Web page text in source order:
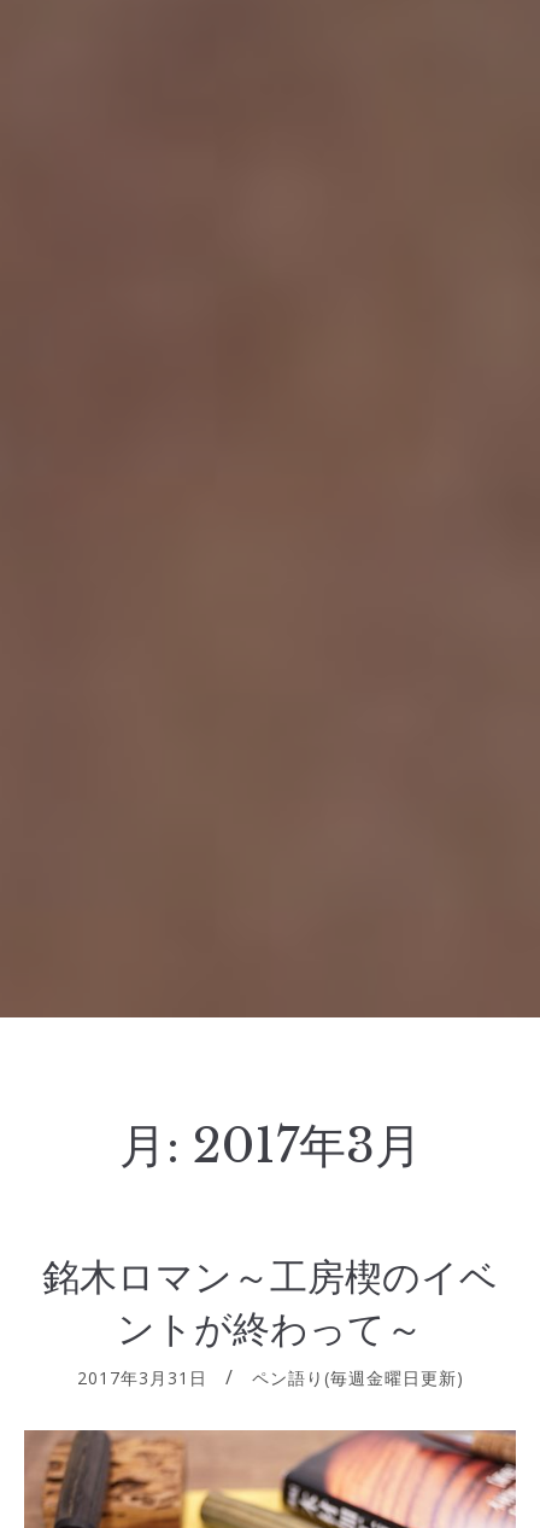
月: 2017年3月
銘木ロマン～工房楔のイベ
ントが終わって～
2017年3月31日 ペン語り(毎週金曜日更新)